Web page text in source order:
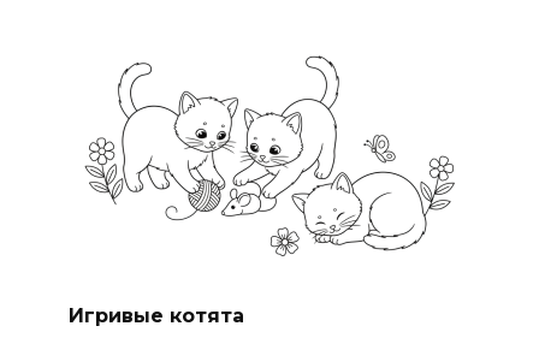
Игривые котята